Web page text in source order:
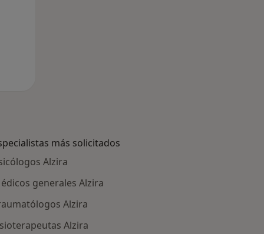
más solicitados
Alzira
generales Alzira
Alzira
Alzira